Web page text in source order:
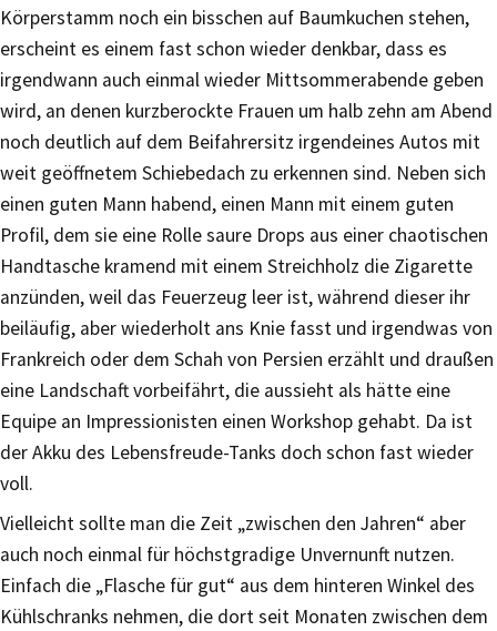
Körperstamm noch ein bisschen auf Baumkuchen stehen,
erscheint es einem fast schon wieder denkbar, dass es
irgendwann auch einmal wieder Mittsommerabende geben
wird, an denen kurzberockte Frauen um halb zehn am Abend
noch deutlich auf dem Beifahrersitz irgendeines Autos mit
weit geöffnetem Schiebedach zu erkennen sind. Neben sich
einen guten Mann habend, einen Mann mit einem guten
Profil, dem sie eine Rolle saure Drops aus einer chaotischen
Handtasche kramend mit einem Streichholz die Zigarette
anzünden, weil das Feuerzeug leer ist, während dieser ihr
beiläufig, aber wiederholt ans Knie fasst und irgendwas von
Frankreich oder dem Schah von Persien erzählt und draußen
eine Landschaft vorbeifährt, die aussieht als hätte eine
Equipe an Impressionisten einen Workshop gehabt. Da ist
der Akku des Lebensfreude-Tanks doch schon fast wieder
voll.
Vielleicht sollte man die Zeit „zwischen den Jahren“ aber
auch noch einmal für höchstgradige Unvernunft nutzen.
Einfach die „Flasche für gut“ aus dem hinteren Winkel des
Kühlschranks nehmen, die dort seit Monaten zwischen dem